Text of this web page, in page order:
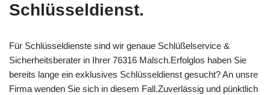
Schlüsseldienst.
Für Schlüsseldienste sind wir genaue Schlüßelservice &
Sicherheitsberater in Ihrer 76316 Malsch.Erfolglos haben Sie
bereits lange ein exklusives Schlüsseldienst gesucht? An unsre
Firma wenden Sie sich in diesem Fall.Zuverlässig und pünktlich